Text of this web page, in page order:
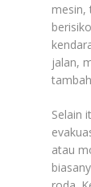
mesin,
jalan,
Selain
atau